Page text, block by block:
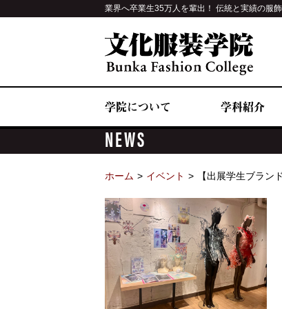
業界へ卒業生35万人を輩出！ 伝統と実績の服
学院について 学科紹介
NEWS
ホーム イベント 【出展学生ブラン